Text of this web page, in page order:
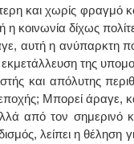
και χωρίς φραγμό
η κοινωνία δίχως
αυτή η ανύπαρκτη
της
και απόλυτης
Μπορεί άραγε,
από τον σημερινό
λείπει η